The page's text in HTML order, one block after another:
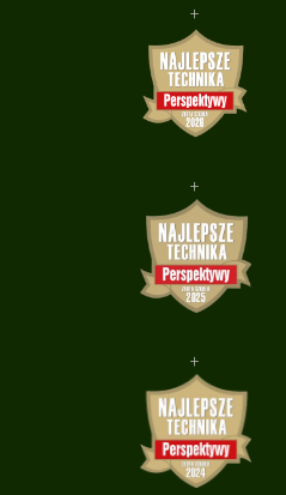
+
+
+